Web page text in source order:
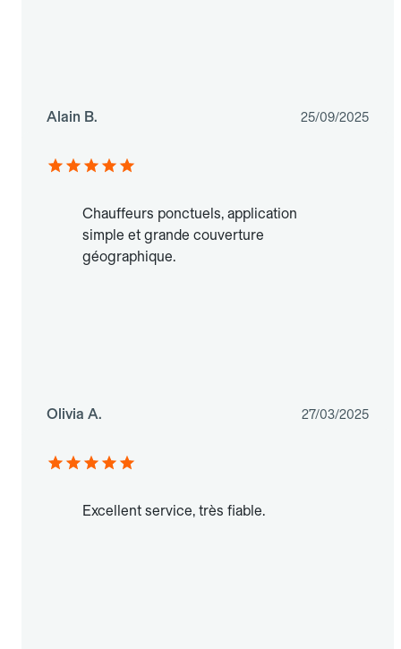
Alain B. 25/09/2025
Chauffeurs ponctuels, application
simple et grande couverture
géographique.
Olivia A. 27/03/2025
Excellent service, très fiable.